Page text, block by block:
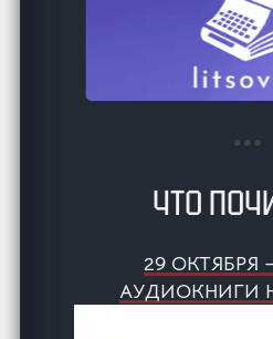
ЧТО
29 ОКТЯБРЯ
АУДИОКНИГИ